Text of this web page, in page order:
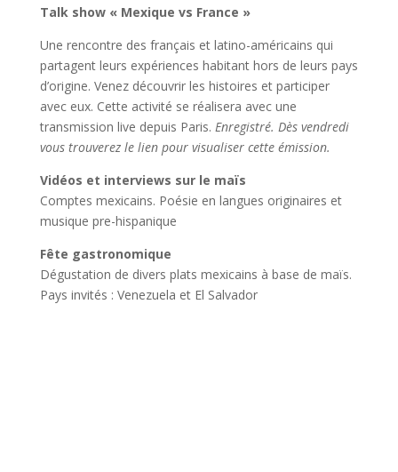
Talk show « Mexique vs France »
Une rencontre des français et latino-américains qui
partagent leurs expériences habitant hors de leurs pays
d’origine. Venez découvrir les histoires et participer
avec eux. Cette activité se réalisera avec une
transmission live depuis Paris. Enregistré. Dès vendredi
vous trouverez le lien pour visualiser cette émission.
Vidéos et interviews sur le maïs
Comptes mexicains. Poésie en langues originaires et
musique pre-hispanique
Fête gastronomique
Dégustation de divers plats mexicains à base de maïs.
Pays invités : Venezuela et El Salvador